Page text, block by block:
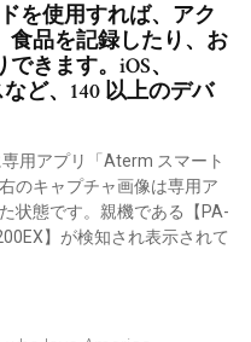
を使用すれば、アク
食品を記録したり、お
きます。iOS、
ど、140 以上のデバ
用アプリ「Aterm スマート
のキャプチャ画像は専用ア
状態です。親機である【PA-
】が検知され表示されて